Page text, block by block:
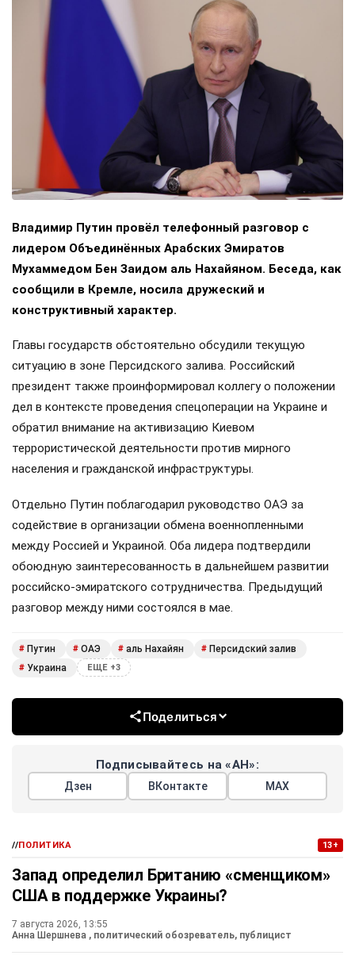
Владимир Путин провёл телефонный разговор с
лидером Объединённых Арабских Эмиратов
Мухаммедом Бен Заидом аль Нахайяном. Беседа, как
сообщили в Кремле, носила дружеский и
конструктивный характер.
Главы государств обстоятельно обсудили текущую
ситуацию в зоне Персидского залива. Российский
президент также проинформировал коллегу о положении
дел в контексте проведения спецоперации на Украине и
обратил внимание на активизацию Киевом
террористической деятельности против мирного
населения и гражданской инфраструктуры.
Отдельно Путин поблагодарил руководство ОАЭ за
содействие в организации обмена военнопленными
между Россией и Украиной. Оба лидера подтвердили
обоюдную заинтересованность в дальнейшем развитии
российско-эмиратского сотрудничества. Предыдущий
разговор между ними состоялся в мае.
# Путин # ОАЭ # аль Нахайян # Персидский залив
# Украина ЕЩЕ +3
Поделиться
Подписывайтесь на «АН»:
Дзен ВКонтакте МАХ
//ПОЛИТИКА 13+
Запад определил Британию «сменщиком»
США в поддержке Украины?
7 августа 2026, 13:55
Анна Шершнева , политический обозреватель, публицист